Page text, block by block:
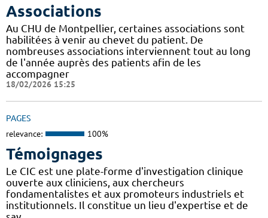
Associations
Au CHU de Montpellier, certaines associations sont
habilitées à venir au chevet du patient. De
nombreuses associations interviennent tout au long
de l'année auprès des patients afin de les
accompagner
18/02/2026 15:25
PAGES
relevance: 100%
Témoignages
Le CIC est une plate-forme d'investigation clinique
ouverte aux cliniciens, aux chercheurs
fondamentalistes et aux promoteurs industriels et
institutionnels. Il constitue un lieu d'expertise et de